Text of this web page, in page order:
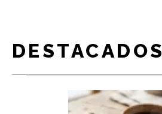
DESTACADOS